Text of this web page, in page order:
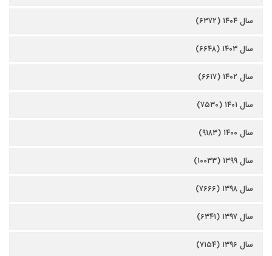
سال ۱۴۰۴ (۶۳۷۲)
سال ۱۴۰۳ (۶۶۴۸)
سال ۱۴۰۲ (۶۶۱۷)
سال ۱۴۰۱ (۷۵۳۰)
سال ۱۴۰۰ (۹۱۸۳)
سال ۱۳۹۹ (۱۰۰۳۳)
سال ۱۳۹۸ (۷۶۶۶)
سال ۱۳۹۷ (۶۳۴۱)
سال ۱۳۹۶ (۷۱۵۴)